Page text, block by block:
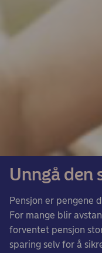
Unngå den
Pensjon er pengene
For mange blir
forventet pensjon
sparing selv for å